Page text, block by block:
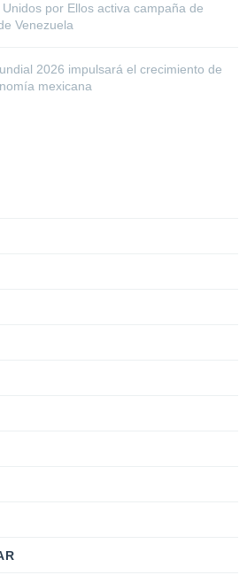
por Ellos activa campaña de
Venezuela
2026 impulsará el crecimiento de
mexicana